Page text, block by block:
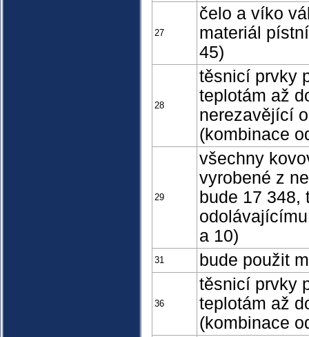
27
čelo a víko
materiál
45)
28
těsnicí prvky
teplotám až
nerezavějící
(kombinace
29
všechny
vyrobené z
bude 17
a 10)
31 bude použit
36
těsnicí prvky
teplotám až
(kombinace